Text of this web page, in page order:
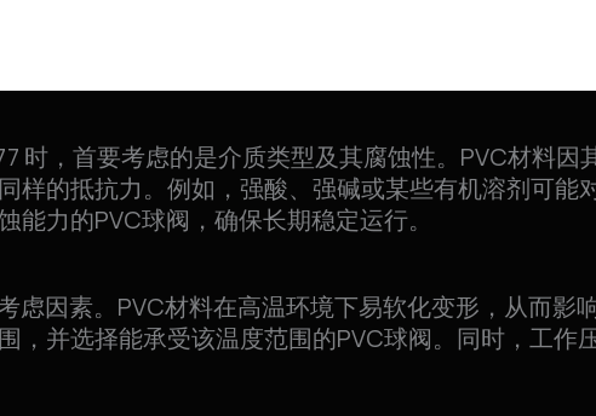
时，首要考虑的是介质类型及其腐蚀性。PVC材料
样的抵抗力。例如，强酸、强碱或某些有机溶剂可能
力的PVC球阀，确保长期稳定运行。
虑因素。PVC材料在高温环境下易软化变形，从而影
，并选择能承受该温度范围的PVC球阀。同时，工作